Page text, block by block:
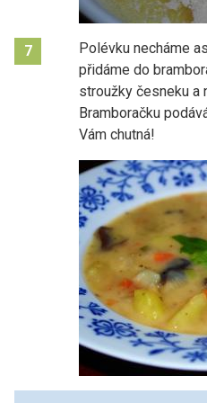
7 Polévku necháme
přidáme do
stroužky česneku a
Bramboračku
Vám chutná!